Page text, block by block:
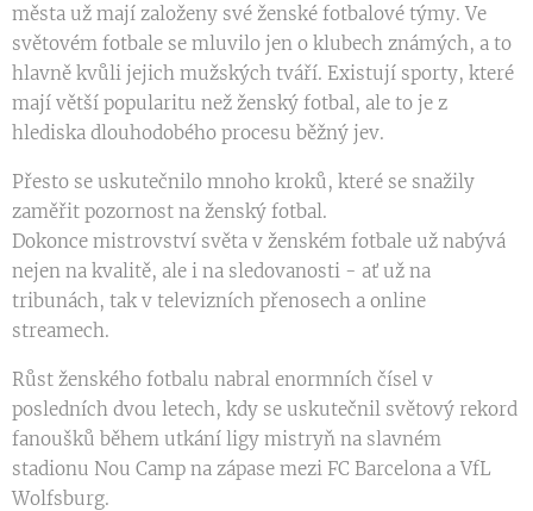
města už mají založeny své ženské fotbalové týmy. Ve
světovém fotbale se mluvilo jen o klubech známých, a to
hlavně kvůli jejich mužských tváří. Existují sporty, které
mají větší popularitu než ženský fotbal, ale to je z
hlediska dlouhodobého procesu běžný jev.
Přesto se uskutečnilo mnoho kroků, které se snažily
zaměřit pozornost na ženský fotbal.
Dokonce mistrovství světa v ženském fotbale už nabývá
nejen na kvalitě, ale i na sledovanosti - ať už na
tribunách, tak v televizních přenosech a online
streamech.
Růst ženského fotbalu nabral enormních čísel v
posledních dvou letech, kdy se uskutečnil světový rekord
fanoušků během utkání ligy mistryň na slavném
stadionu Nou Camp na zápase mezi FC Barcelona a VfL
Wolfsburg.